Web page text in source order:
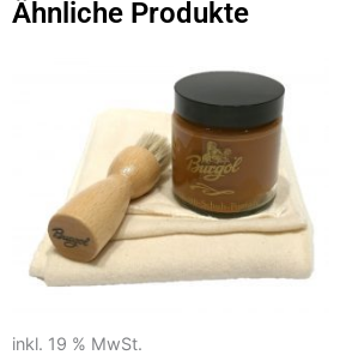
k
Ähnliche Produkte
inkl. 19 % MwSt.